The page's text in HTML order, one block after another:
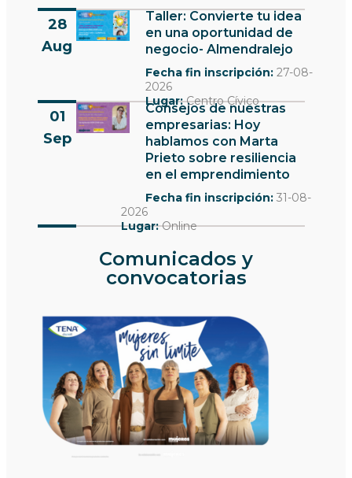
28
Aug
Taller: Convierte tu idea
en una oportunidad de
negocio- Almendralejo
Fecha fin inscripción: 27-08-
2026
Lugar:Centro Cívico
01
Sep
Consejos de nuestras
empresarias: Hoy
hablamos con Marta
Prieto sobre resiliencia
en el emprendimiento
Fecha fin inscripción: 31-08-
2026
Lugar:Online
Comunicados y
convocatorias